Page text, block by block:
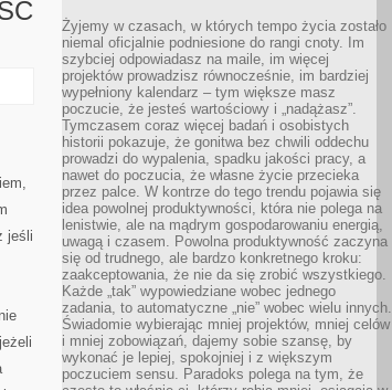
jeśli
Żyjemy w czasach, w których tempo życia zostało
niemal oficjalnie podniesione do rangi cnoty. Im
szybciej odpowiadasz na maile, im więcej
projektów prowadzisz równocześnie, im bardziej
wypełniony kalendarz – tym większe masz
poczucie, że jesteś wartościowy i „nadążasz”.
Tymczasem coraz więcej badań i osobistych
historii pokazuje, że gonitwa bez chwili oddechu
prowadzi do wypalenia, spadku jakości pracy, a
nawet do poczucia, że własne życie przecieka
przez palce. W kontrze do tego trendu pojawia się
idea powolnej produktywności, która nie polega na
lenistwie, ale na mądrym gospodarowaniu energią,
uwagą i czasem. Powolna produktywność zaczyna
się od trudnego, ale bardzo konkretnego kroku:
zaakceptowania, że nie da się zrobić wszystkiego.
Każde „tak” wypowiedziane wobec jednego
zadania, to automatyczne „nie” wobec wielu innych.
Świadomie wybierając mniej projektów, mniej celów
i mniej zobowiązań, dajemy sobie szansę, by
wykonać je lepiej, spokojniej i z większym
poczuciem sensu. Paradoks polega na tym, że